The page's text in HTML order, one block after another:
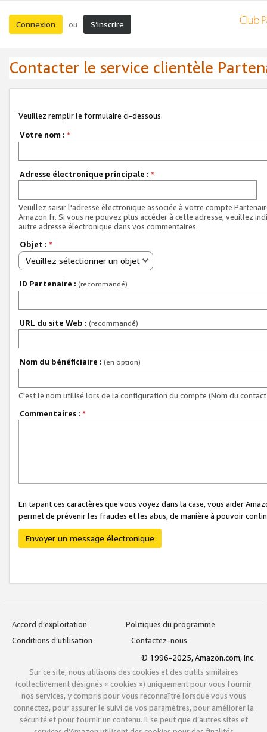
Connexion ou S’inscrire
Contacter le service clientèle
Veuillez remplir le formulaire ci-dessous.
Votre nom : *
Adresse électronique principale : *
Veuillez saisir l'adresse électronique associée à votre compte
Amazon.fr. Si vous ne pouvez plus accéder à cette adresse, veuillez
autre adresse électronique dans vos commentaires.
Objet : *
Veuillez sélectionner un objet
ID Partenaire : (recommandé)
URL du site Web : (recommandé)
Nom du bénéficiaire : (en option)
C'est le nom utilisé lors de la configuration du compte (Nom du
Commentaires : *
En tapant ces caractères que vous voyez dans la case, vous aider
permet de prévenir les fraudes et les abus, de manière à pouvoir
Envoyer un message électronique
Accord d’exploitation
Politiques du programme
Conditions d’utilisation
Contactez-nous
© 1996-2025, Amazon.com, Inc.
Sur ce site, nous utilisons des cookies et des outils similaires
(collectivement désignés « cookies ») uniquement pour vous fournir
nos services, y compris pour vous reconnaître lorsque vous vous
connectez, pour assurer le suivi de vos paramètres, pour améliorer la
sécurité et pour fournir un contenu. Il se peut que d’autres sites et